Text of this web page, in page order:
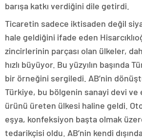
barışa katkı verdiğini dile getirdi.
Ticaretin sadece iktisaden değil
hale geldiğini ifade eden
zincirlerinin parçası olan ülkeler,
hızlı büyüyor. Bu yüzyılın başında
bir örneğini sergiledi. AB’nin
Türkiye, bu bölgenin sanayi devi ve
ürünü üreten ülkesi haline geldi.
eşya, konfeksiyon başta olmak
tedarikçisi oldu. AB’nin kendi